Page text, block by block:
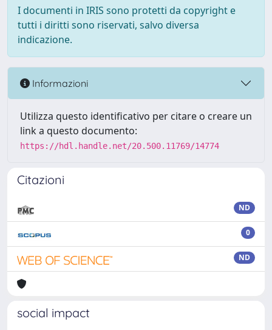
I documenti in IRIS sono protetti da copyright e
tutti i diritti sono riservati, salvo diversa
indicazione.
Informazioni
Utilizza questo identificativo per citare o creare un
link a questo documento:
https://hdl.handle.net/20.500.11769/14774
Citazioni
ND
0
ND
social impact